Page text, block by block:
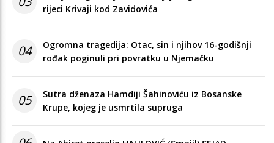
rijeci Krivaji kod Zavidovića
04
Ogromna tragedija: Otac, sin i njihov 16-godišnji
rođak poginuli pri povratku u Njemačku
05
Sutra dženaza Hamdiji Šahinoviću iz Bosanske
Krupe, kojeg je usmrtila supruga